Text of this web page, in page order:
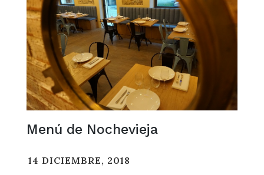
Menú de Nochevieja
14 DICIEMBRE, 2018